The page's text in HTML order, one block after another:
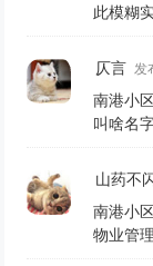
此模糊
仄言 发
南港小
叫啥名
山药不
南港小
物业管